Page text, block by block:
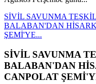
SİVİL SAVUNMA
BALABAN'DAN
ŞEMİ'YE...
SİVİL SAVUNMA
BALABAN'DAN
CANPOLAT